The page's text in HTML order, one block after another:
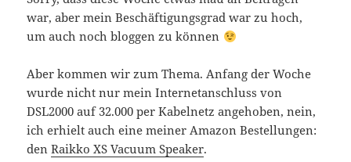
war, aber mein Beschäftigungsgrad war zu hoch,
um auch noch bloggen zu können
Aber kommen wir zum Thema. Anfang der Woche
wurde nicht nur mein Internetanschluss von
DSL2000 auf 32.000 per Kabelnetz angehoben, nein,
ich erhielt auch eine meiner Amazon Bestellungen:
denRaikko XS Vacuum Speaker.